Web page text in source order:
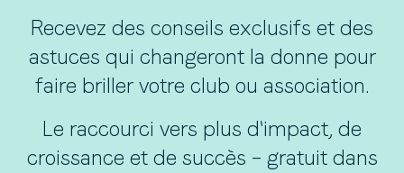
Recevez des conseils exclusifs et des
astuces qui changeront la donne pour
faire briller votre club ou association.
Le raccourci vers plus d'impact, de
croissance et de succès – gratuit dans